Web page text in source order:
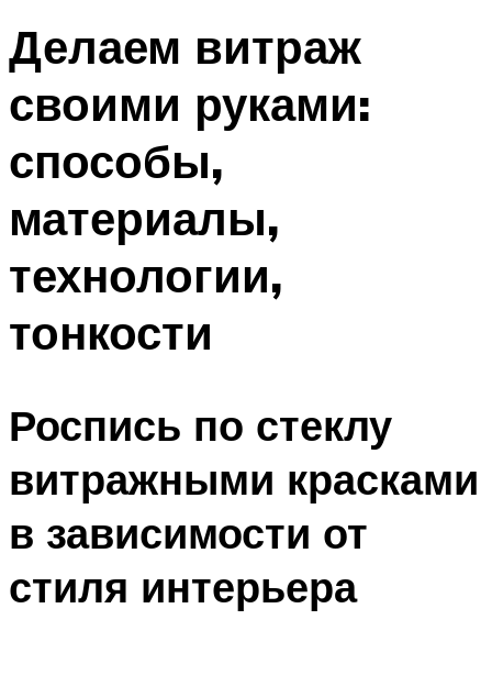
Делаем витраж
своими руками:
способы,
материалы,
технологии,
тонкости
Роспись по стеклу
витражными красками
в зависимости от
стиля интерьера